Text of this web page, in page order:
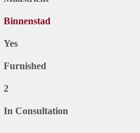
incl (G/W/L en wifi).
dan gerust een bericht!
Binnenstad
Yes
Furnished
2
In Consultation